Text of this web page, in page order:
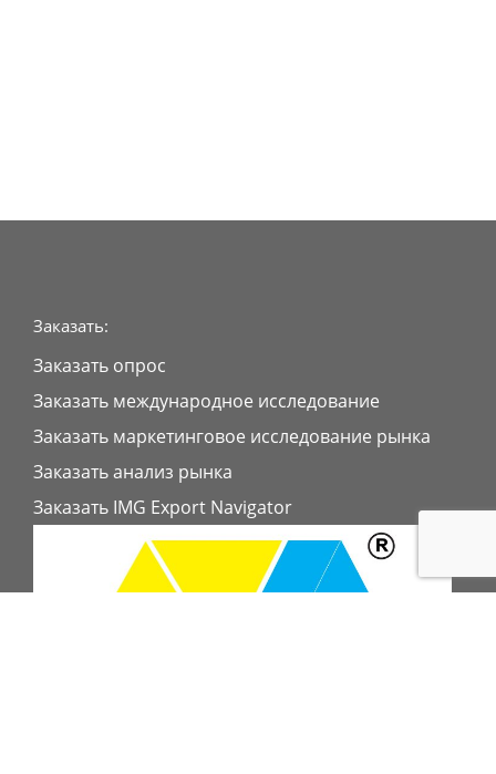
Заказать:
Заказать опрос
Заказать международное исследование
Заказать маркетинговое исследование рынка
Заказать анализ рынка
Заказать IMG Export Navigator